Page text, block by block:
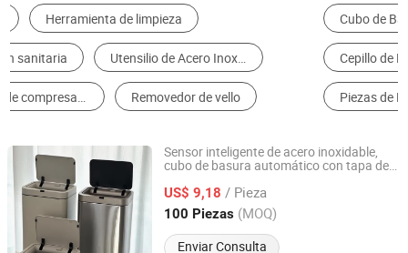
Cubo de Basura Bolsa de Basura
Cepillo de Limpieza
Piezas de Máquina de Limpieza Fregona
Sensor inteligente de acero inoxidable,
cubo de basura automático con tapa de
contenedor de residuos
US$ 9,18 / Pieza
100 Piezas (MOQ)
Enviar Consulta
Foshan Yiwei Smart Home Co., Ltd.
Guangdong, China Desde 2026